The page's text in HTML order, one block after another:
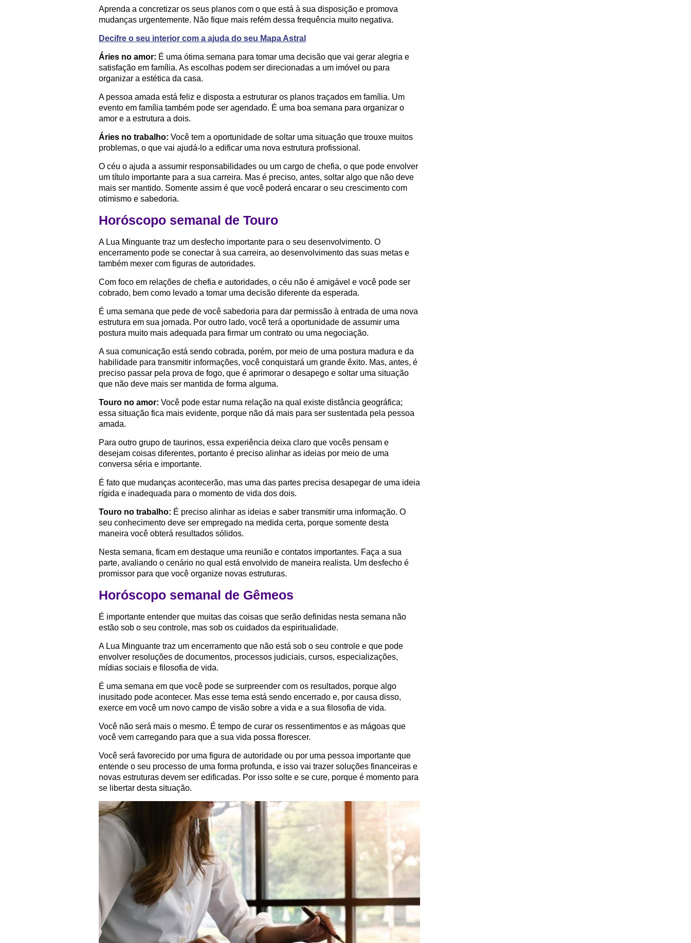
Aprenda a concretizar os seus planos com o que está à sua disposição e promova
mudanças urgentemente. Não fique mais refém dessa frequência muito negativa.
Decifre o seu interior com a ajuda do seu Mapa Astral
Áries no amor: É uma ótima semana para tomar uma decisão que vai gerar alegria e
satisfação em família. As escolhas podem ser direcionadas a um imóvel ou para
organizar a estética da casa.
A pessoa amada está feliz e disposta a estruturar os planos traçados em família. Um
evento em família também pode ser agendado. É uma boa semana para organizar o
amor e a estrutura a dois.
Áries no trabalho: Você tem a oportunidade de soltar uma situação que trouxe muitos
problemas, o que vai ajudá-lo a edificar uma nova estrutura profissional.
O céu o ajuda a assumir responsabilidades ou um cargo de chefia, o que pode envolver
um título importante para a sua carreira. Mas é preciso, antes, soltar algo que não deve
mais ser mantido. Somente assim é que você poderá encarar o seu crescimento com
otimismo e sabedoria.
Horóscopo semanal de Touro
A Lua Minguante traz um desfecho importante para o seu desenvolvimento. O
encerramento pode se conectar à sua carreira, ao desenvolvimento das suas metas e
também mexer com figuras de autoridades.
Com foco em relações de chefia e autoridades, o céu não é amigável e você pode ser
cobrado, bem como levado a tomar uma decisão diferente da esperada.
É uma semana que pede de você sabedoria para dar permissão à entrada de uma nova
estrutura em sua jornada. Por outro lado, você terá a oportunidade de assumir uma
postura muito mais adequada para firmar um contrato ou uma negociação.
A sua comunicação está sendo cobrada, porém, por meio de uma postura madura e da
habilidade para transmitir informações, você conquistará um grande êxito. Mas, antes, é
preciso passar pela prova de fogo, que é aprimorar o desapego e soltar uma situação
que não deve mais ser mantida de forma alguma.
Touro no amor: Você pode estar numa relação na qual existe distância geográfica;
essa situação fica mais evidente, porque não dá mais para ser sustentada pela pessoa
amada.
Para outro grupo de taurinos, essa experiência deixa claro que vocês pensam e
desejam coisas diferentes, portanto é preciso alinhar as ideias por meio de uma
conversa séria e importante.
É fato que mudanças acontecerão, mas uma das partes precisa desapegar de uma ideia
rígida e inadequada para o momento de vida dos dois.
Touro no trabalho: É preciso alinhar as ideias e saber transmitir uma informação. O
seu conhecimento deve ser empregado na medida certa, porque somente desta
maneira você obterá resultados sólidos.
Nesta semana, ficam em destaque uma reunião e contatos importantes. Faça a sua
parte, avaliando o cenário no qual está envolvido de maneira realista. Um desfecho é
promissor para que você organize novas estruturas.
Horóscopo semanal de Gêmeos
É importante entender que muitas das coisas que serão definidas nesta semana não
estão sob o seu controle, mas sob os cuidados da espiritualidade.
A Lua Minguante traz um encerramento que não está sob o seu controle e que pode
envolver resoluções de documentos, processos judiciais, cursos, especializações,
mídias sociais e filosofia de vida.
É uma semana em que você pode se surpreender com os resultados, porque algo
inusitado pode acontecer. Mas esse tema está sendo encerrado e, por causa disso,
exerce em você um novo campo de visão sobre a vida e a sua filosofia de vida.
Você não será mais o mesmo. É tempo de curar os ressentimentos e as mágoas que
você vem carregando para que a sua vida possa florescer.
Você será favorecido por uma figura de autoridade ou por uma pessoa importante que
entende o seu processo de uma forma profunda, e isso vai trazer soluções financeiras e
novas estruturas devem ser edificadas. Por isso solte e se cure, porque é momento para
se libertar desta situação.